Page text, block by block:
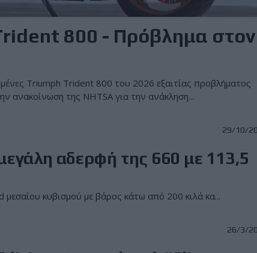
800 - Πρόβλημα στον
Triumph Trident 800 του 2026 εξαιτίας προβλήματος
ανακοίνωση της NHTSA για την ανάκληση...
29/10/
αδερφή της 660 με 113,5
κυβισμού με βάρος κάτω από 200 κιλά κα...
26/3/